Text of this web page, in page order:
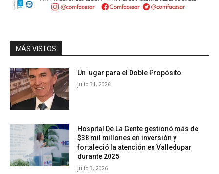
MÁS VISTOS
Un lugar para el Doble Propósito
julio 31, 2026
Hospital De La Gente gestionó más de
$38 mil millones en inversión y
fortaleció la atención en Valledupar
durante 2025
julio 3, 2026